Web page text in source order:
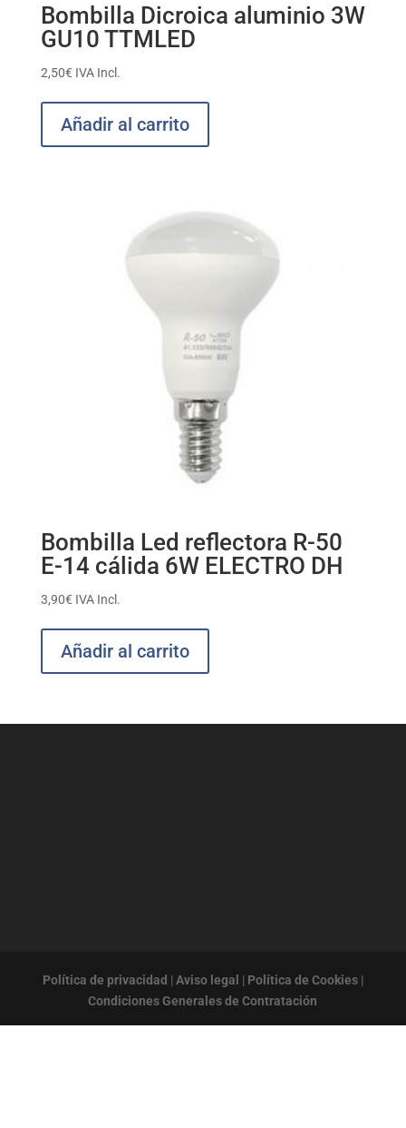
Bombilla Dicroica aluminio 3W
GU10 TTMLED
2,50€ IVA Incl.
Añadir al carrito
Bombilla Led reflectora R-50
E-14 cálida 6W ELECTRO DH
3,90€ IVA Incl.
Añadir al carrito
Política de privacidad | Aviso legal | Política de Cookies|
Condiciones Generales de Contratación